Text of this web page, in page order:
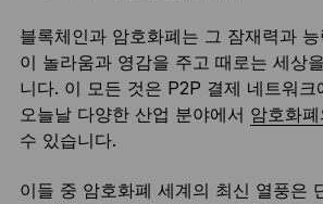
블록체인과 암호화폐는 그 잠재력과
이 놀라움과 영감을 주고 때로는 세상
니다. 이 모든 것은 P2P 결제 네트워크
오늘날 다양한 산업 분야에서 암호화
수 있습니다.
이들 중 암호화폐 세계의 최신 열풍은